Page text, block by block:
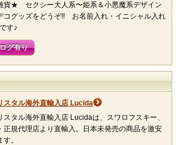
貨★ セクシー大人系〜姫系＆小悪魔系デザイン
コグッズをどうぞ!! お名前入れ・イニシャル入れ
す♪
グ有り
スタル海外直輸入店 Lucida
スタル海外直輸入店 Lucidaは、スワロフスキー、
正規代理店より直輸入。日本未発売の商品を激安
。